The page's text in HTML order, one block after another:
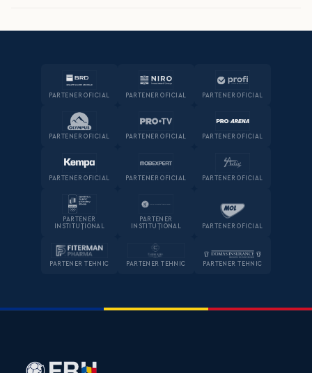
PARTENER OFICIAL PARTENER OFICIAL PARTENER OFICIAL
PARTENER OFICIAL PARTENER OFICIAL PARTENER OFICIAL
PARTENER OFICIAL PARTENER OFICIAL PARTENER OFICIAL
PARTENER
INSTITUȚIONAL
PARTENER
INSTITUȚIONAL
PARTENER OFICIAL
PARTENER TEHNIC PARTENER TEHNIC PARTENER TEHNIC